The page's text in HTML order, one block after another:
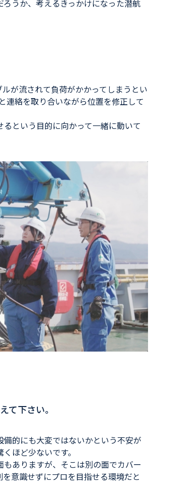
うか、考えるきっかけになった潜航
が流されて負荷がかかってしまうとい
連絡を取り合いながら位置を修正して
という目的に向かって一緒に動いて
て下さい。
的にも大変ではないかという不安が
ほど少ないです。
ありますが、そこは別の面でカバー
意識せずにプロを目指せる環境だと